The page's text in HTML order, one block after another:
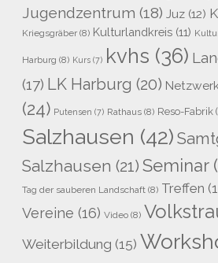
Jugendzentrum (18) Juz (12)
Kriegsgräber (8) Kulturlandkreis (11)
Harburg (8) Kurs (7) kvhs (36)
(17) LK Harburg (20)
(24) Putensen (7) Rathaus (8) Reso-Fabrik
Salzhausen (42)
Salzhausen (21) Seminar
Tag der sauberen Landschaft (8) Treffen
Vereine (16) Video (8)
Weiterbildung (15)